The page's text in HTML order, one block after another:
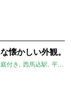
懐かしい外観。
庭付き 西馬込駅 平屋のおすすめ